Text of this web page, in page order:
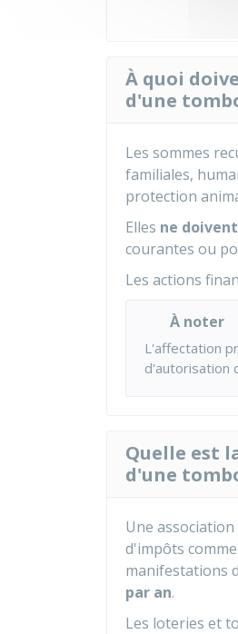
À quoi
d'une
Les sommes
familiales,
protection
Elles ne
courantes ou
Les actions
À noter
L'affectation
d'autorisation
Quelle est
d'une
Une
d'impôts
manifestations
par an.
Les loteries et